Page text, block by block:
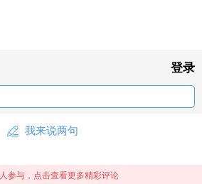
登录
我来说两句
人参与，点击查看更多精彩评论